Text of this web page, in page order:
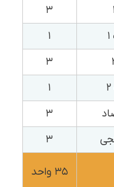
۳
۱
۳
۱
۳
۳
۳۵ واحد